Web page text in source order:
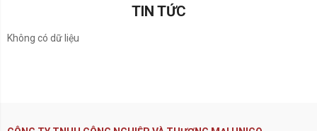
TIN TỨC
Không có dữ liệu